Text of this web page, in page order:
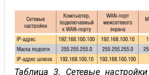
Таблица 3. Сетевые